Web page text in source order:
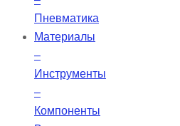
Пневматика
Материалы
–
Инструменты
–
Компоненты